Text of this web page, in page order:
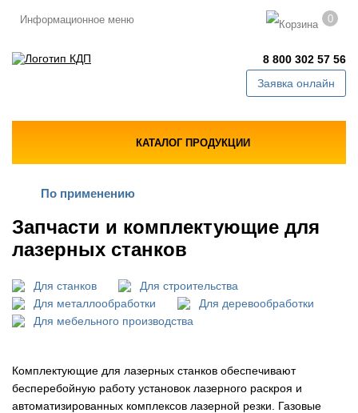
Информационное меню 0
8 800 302 57 56
Заявка онлайн
КАТАЛОГ ПРОДУКЦИИ
По применению
Запчасти и комплектующие для
лазерных станков
Для станков
Для строительства
Для металлообработки
Для деревообработки
Для мебельного производства
Комплектующие для лазерных станков обеспечивают
бесперебойную работу установок лазерного раскроя и
автоматизированных комплексов лазерной резки. Газовые